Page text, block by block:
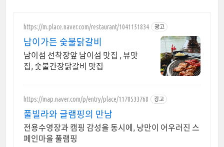
https://m.place.naver.com/restaurant/1041151834 광고
남이가든 숯불닭갈비
남이섬 선착장앞 남이섬 맛집 , 뷰맛
집, 숯불간장닭갈비 맛집
https://map.naver.com/p/entry/place/1170533768 광고
풀빌라와 글램핑의 만남
전용수영장과 캠핑 감성을 동시에, 낭만이 어우러진 스
페인마을 풀램핑